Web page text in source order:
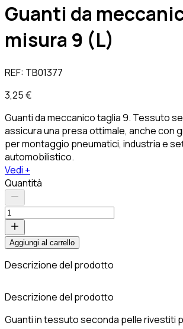
Guanti da
misura 9 (L)
REF: TB01377
3,25 €
Guanti da meccanico taglia 9. Tessuto
assicura una presa ottimale, anche con
per montaggio pneumatici, industria e
automobilistico.
Vedi +
Quantità
Aggiungi al carrello
Descrizione del prodotto
Descrizione del prodotto
Guanti in tessuto seconda pelle rivestiti